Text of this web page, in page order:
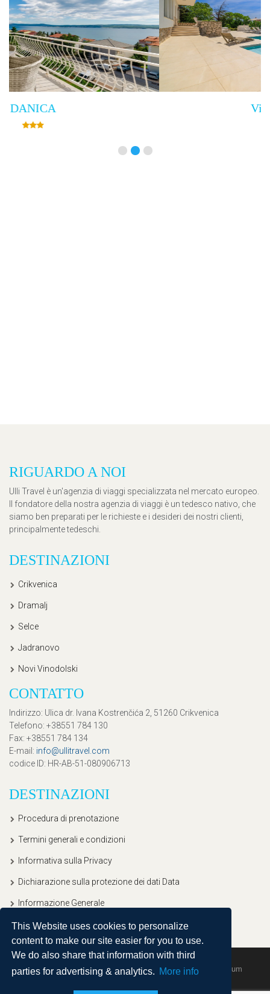
This Website uses cookies to personalize
content to make our site easier for you to use.
We do also share that information with third
parties for advertising & analytics. More info
RIGUARDO A NOI
Ulli Travel è un'agenzia di viaggi specializzata nel mercato europeo.
Il fondatore della nostra agenzia di viaggi è un tedesco nativo, che
siamo ben preparati per le richieste e i desideri dei nostri clienti,
principalmente tedeschi.
DESTINAZIONI
Crikvenica
Dramalj
Selce
Jadranovo
Novi Vinodolski
CONTATTO
Indirizzo: Ulica dr. Ivana Kostrenčića 2, 51260 Crikvenica
Telefono: +38551 784 130
Fax: +38551 784 134
E-mail: info@ullitravel.com
codice ID: HR-AB-51-080906713
DESTINAZIONI
Procedura di prenotazione
Termini generali e condizioni
Informativa sulla Privacy
Dichiarazione sulla protezione dei dati Data
Informazione Generale
Copyright © 2020, Ullitravel |Sitemap| Powered by Agendum